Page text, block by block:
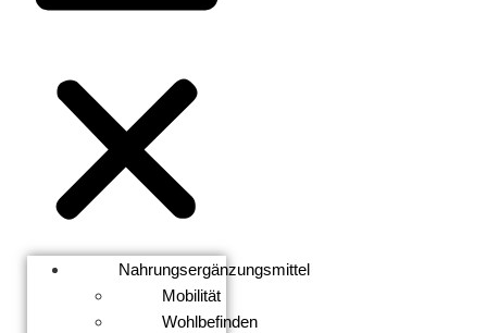
Nahrungsergänzungsmittel
Mobilität
Wohlbefinden